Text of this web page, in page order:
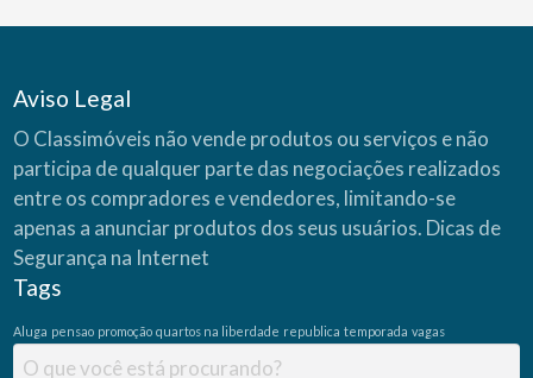
Aviso Legal
O Classimóveis não vende produtos ou serviços e não
participa de qualquer parte das negociações realizados
entre os compradores e vendedores, limitando-se
apenas a anunciar produtos dos seus usuários. Dicas de
Segurança na Internet
Tags
Aluga pensao promoção quartos na liberdade republica temporada vagas